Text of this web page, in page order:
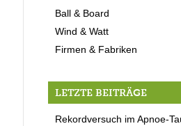
Ball & Board
Wind & Watt
Firmen & Fabriken
LETZTE BEITRÄGE
Rekordversuch im Apnoe-